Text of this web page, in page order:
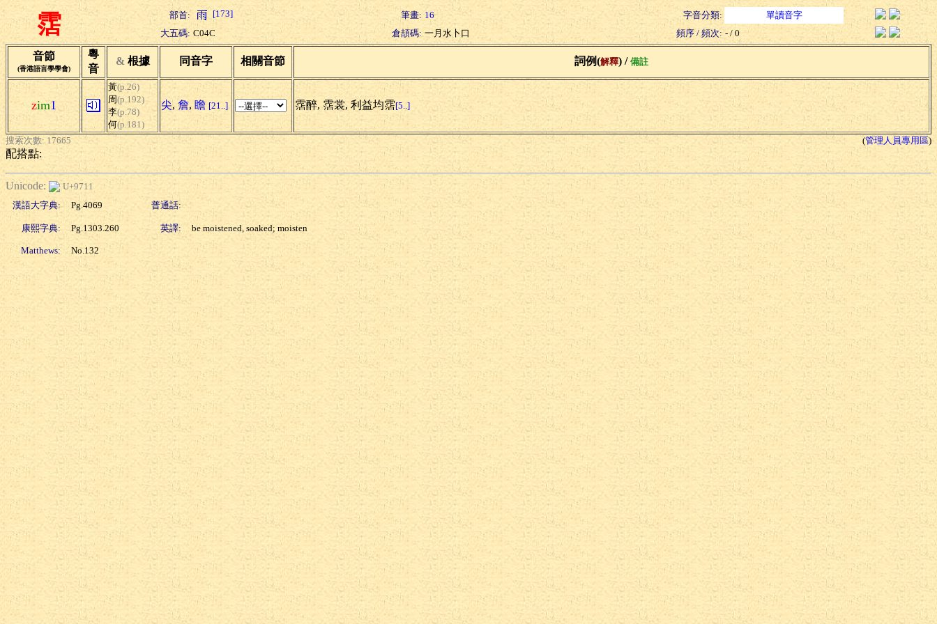
霑 部首: [173] 筆畫: 16 字音分類:
單讀音字
大五碼: C04C 倉頡碼: 一月水卜口 頻序 / 頻次: - / 0
音節
(香港語言學學會)
粵
音
& 根據 同音字 相關音節 詞例(解釋) / 備註
zim1
黃(p.26)
周(p.192)
李(p.78)
何(p.181)
尖, 詹, 瞻 [21..] 霑醉, 霑裳, 利益均霑[5..]
搜索次數: 17665 (管理人員專用區)
配搭點:
Unicode:
U+9711
漢語大字典:
Pg.4069 普通話:
康熙字典: Pg.1303.260 英譯: be moistened, soaked; moisten
Matthews: No.132